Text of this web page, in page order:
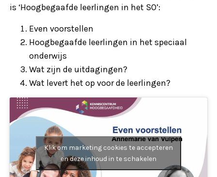
is ‘Hoogbegaafde leerlingen in het SO’:
Even voorstellen
Hoogbegaafde leerlingen in het speciaal
onderwijs
Wat zijn de uitdagingen?
Wat levert het op voor de leerlingen?
Klik om marketing cookies te accepteren
en deze inhoud in te schakelen